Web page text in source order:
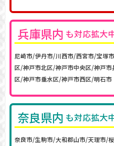
兵庫県内 も対応拡大
尼崎市/伊丹市/川西市/西宮市/宝塚
区/神戸市北区/神戸市中央区/神戸
区/神戸市垂水区/神戸市西区/明石市
奈良県内 も対応拡大
奈良市/生駒市/大和郡山市/天理市/